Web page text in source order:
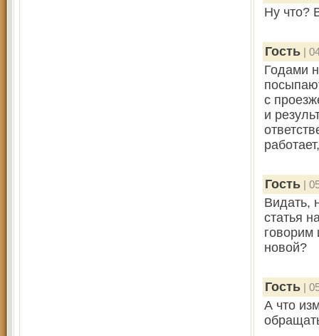
Ну что?
Гость |
Годами
с
и
Гость |
Видать,
статья
говорим
новой?
Гость |
А что